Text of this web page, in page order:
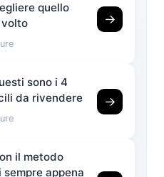
quello
→
sono i 4
da rivendere
→
il metodo
appena